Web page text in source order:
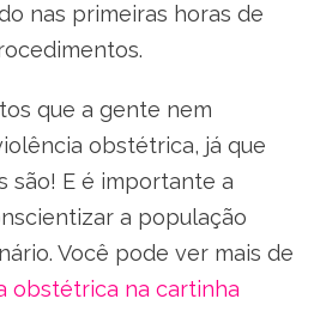
nas primeiras horas de
que a gente nem
obstétrica, já que
são! E é importante a
a população
Você pode ver mais de
obstétrica na cartinha